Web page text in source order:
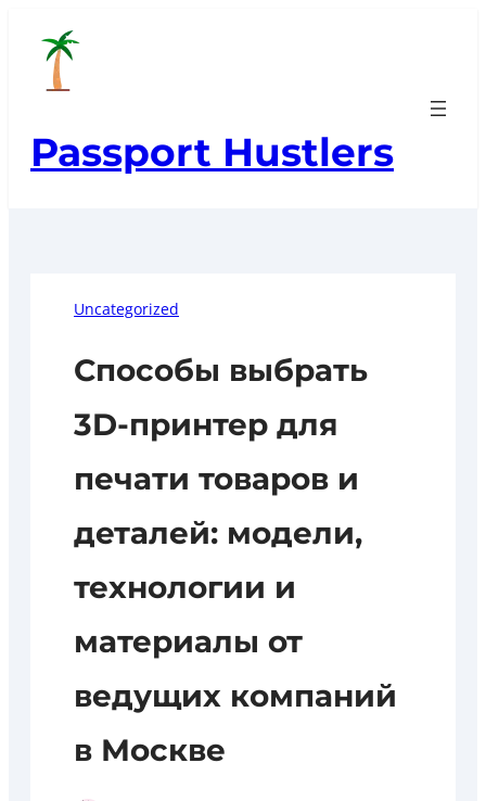
content
Passport Hustlers
Uncategorized
Способы выбрать
3D-принтер для
печати товаров и
деталей: модели,
технологии и
материалы от
ведущих компаний
в Москве